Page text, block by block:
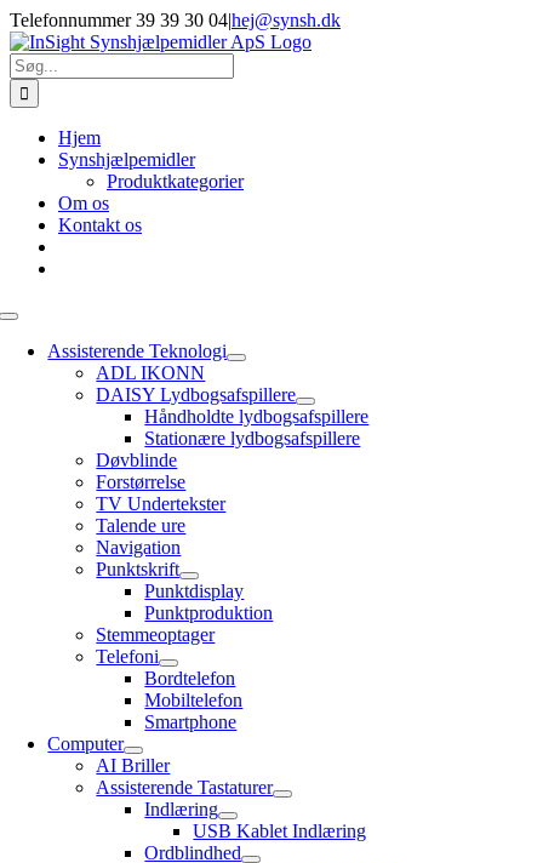
Skip
to
content
Telefonnummer 39 39 30 04|hej@synsh.dk
Søg
efter:
Hjem
Synshjælpemidler
Produktkategorier
Om os
Kontakt os
Toggle
NavigationAssisterende Teknologi
ADL IKONN
DAISY Lydbogsafspillere
Håndholdte lydbogsafspillere
Stationære lydbogsafspillere
Døvblinde
Forstørrelse
TV Undertekster
Talende ure
Navigation
Punktskrift
Punktdisplay
Punktproduktion
Stemmeoptager
Telefoni
Bordtelefon
Mobiltelefon
Smartphone
Computer
AI Briller
Assisterende Tastaturer
Indlæring
USB Kablet Indlæring
Ordblindhed